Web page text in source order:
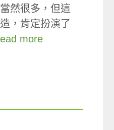
然很多，但這
，肯定扮演了
more